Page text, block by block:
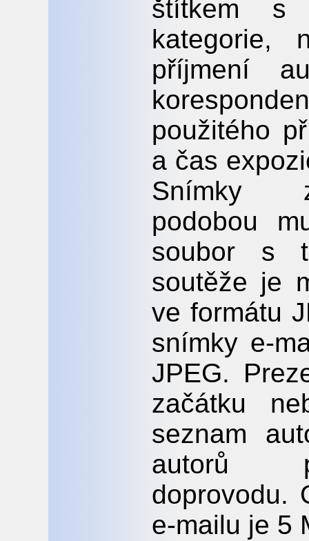
štítkem s
kategorie,
příjmení
použitého
a čas
Snímky
podobou
soubor s
soutěže je
ve formátu
snímky e-
JPEG.
začátku
seznam
autorů
doprovodu.
e-mailu je 5